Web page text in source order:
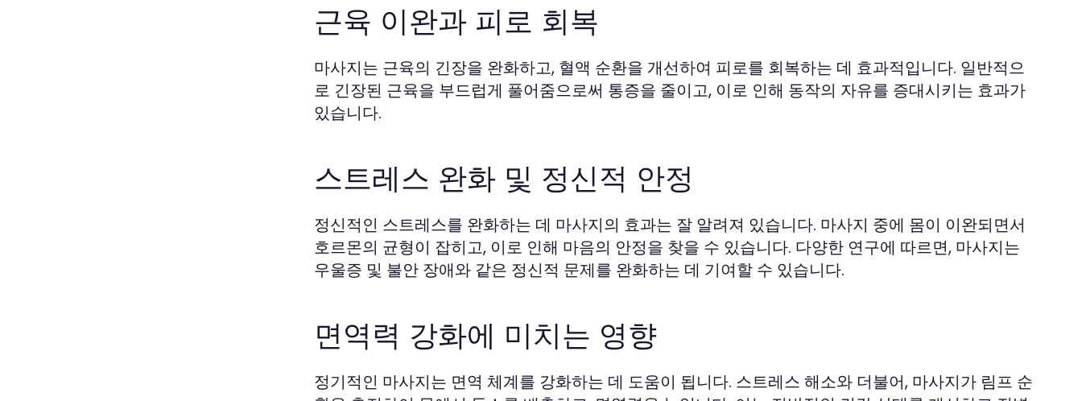
근육 이완과 피로 회복
마사지는 근육의 긴장을 완화하고, 혈액 순환을 개선하여 피로를 회복하는 데 효과적입니다. 일반적으
로 긴장된 근육을 부드럽게 풀어줌으로써 통증을 줄이고, 이로 인해 동작의 자유를 증대시키는 효과가
있습니다.
스트레스 완화 및 정신적 안정
정신적인 스트레스를 완화하는 데 마사지의 효과는 잘 알려져 있습니다. 마사지 중에 몸이 이완되면서
호르몬의 균형이 잡히고, 이로 인해 마음의 안정을 찾을 수 있습니다. 다양한 연구에 따르면, 마사지는
우울증 및 불안 장애와 같은 정신적 문제를 완화하는 데 기여할 수 있습니다.
면역력 강화에 미치는 영향
정기적인 마사지는 면역 체계를 강화하는 데 도움이 됩니다. 스트레스 해소와 더불어, 마사지가 림프 순